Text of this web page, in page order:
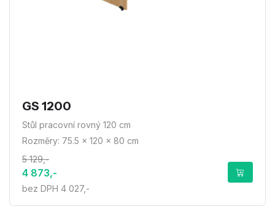
GS 1200
Stůl pracovní rovný 120 cm
Rozměry: 75.5 × 120 × 80 cm
5 129,-
4 873,-
bez DPH 4 027,-